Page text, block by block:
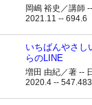
岡嶋 裕史／講師
2021.11 -- 694.6
いちばんやさし
らのLINE
増田 由紀／著 --
2020.4 --